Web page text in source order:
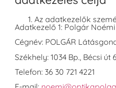
Az adatkezelők
Adatkezelő 1: Polgár Noémi
Cégnév: POLGÁR
Székhely: 1034 Bp., Bécsi út
Telefon: 36 30 721 4221